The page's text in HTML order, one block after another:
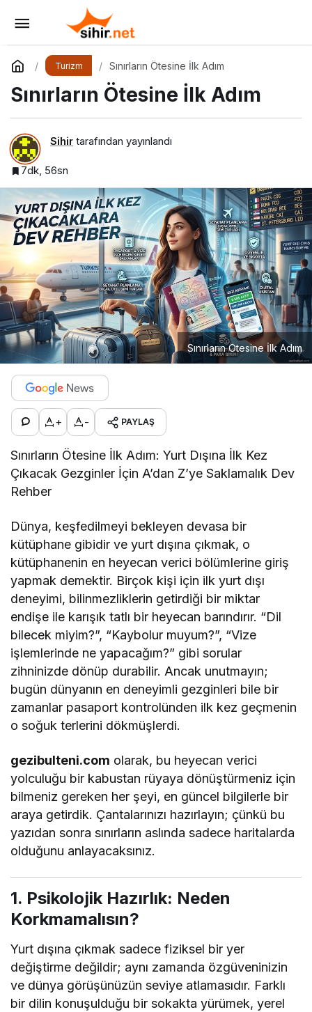
Turizm Sınırların Ötesine İlk Adım
Sınırların Ötesine İlk Adım
Sihir tarafından yayınlandı
7dk, 56sn
Sınırların Ötesine İlk Adım
+ - PAYLAŞ
Sınırların Ötesine İlk Adım: Yurt Dışına İlk Kez
Çıkacak Gezginler İçin A’dan Z’ye Saklamalık Dev
Rehber
Dünya, keşfedilmeyi bekleyen devasa bir
kütüphane gibidir ve yurt dışına çıkmak, o
kütüphanenin en heyecan verici bölümlerine giriş
yapmak demektir. Birçok kişi için ilk yurt dışı
deneyimi, bilinmezliklerin getirdiği bir miktar
endişe ile karışık tatlı bir heyecan barındırır. “Dil
bilecek miyim?”, “Kaybolur muyum?”, “Vize
işlemlerinde ne yapacağım?” gibi sorular
zihninizde dönüp durabilir. Ancak unutmayın;
bugün dünyanın en deneyimli gezginleri bile bir
zamanlar pasaport kontrolünden ilk kez geçmenin
o soğuk terlerini dökmüşlerdi.
gezibulteni.com olarak, bu heyecan verici
yolculuğu bir kabustan rüyaya dönüştürmeniz için
bilmeniz gereken her şeyi, en güncel bilgilerle bir
araya getirdik. Çantalarınızı hazırlayın; çünkü bu
yazıdan sonra sınırların aslında sadece haritalarda
olduğunu anlayacaksınız.
1. Psikolojik Hazırlık: Neden
Korkmamalısın?
Yurt dışına çıkmak sadece fiziksel bir yer
değiştirme değildir; aynı zamanda özgüveninizin
ve dünya görüşünüzün seviye atlamasıdır. Farklı
bir dilin konuşulduğu bir sokakta yürümek, yerel
Turizm Dünyasında Ezber Bozan Hamle
Yorum Yap